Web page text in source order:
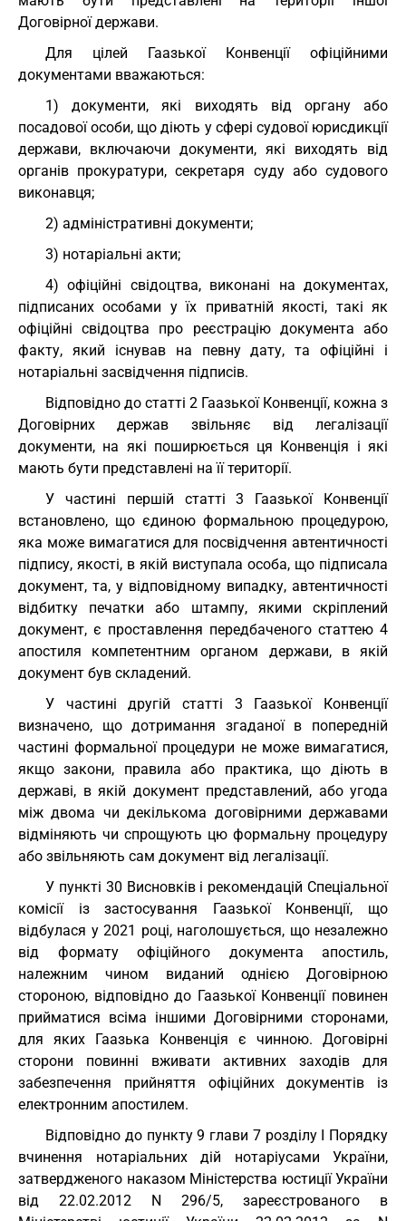
Договірної держави.
Для цілей Гаазької Конвенції офіційними
документами вважаються:
1) документи, які виходять від органу або
посадової особи, що діють у сфері судової юрисдикції
держави, включаючи документи, які виходять від
органів прокуратури, секретаря суду або судового
виконавця;
2) адміністративні документи;
3) нотаріальні акти;
4) офіційні свідоцтва, виконані на документах,
підписаних особами у їх приватній якості, такі як
офіційні свідоцтва про реєстрацію документа або
факту, який існував на певну дату, та офіційні і
нотаріальні засвідчення підписів.
Відповідно до статті 2 Гаазької Конвенції, кожна з
Договірних держав звільняє від легалізації
документи, на які поширюється ця Конвенція і які
мають бути представлені на її території.
У частині першій статті 3 Гаазької Конвенції
встановлено, що єдиною формальною процедурою,
яка може вимагатися для посвідчення автентичності
підпису, якості, в якій виступала особа, що підписала
документ, та, у відповідному випадку, автентичності
відбитку печатки або штампу, якими скріплений
документ, є проставлення передбаченого статтею 4
апостиля компетентним органом держави, в якій
документ був складений.
У частині другій статті 3 Гаазької Конвенції
визначено, що дотримання згаданої в попередній
частині формальної процедури не може вимагатися,
якщо закони, правила або практика, що діють в
державі, в якій документ представлений, або угода
між двома чи декількома договірними державами
відміняють чи спрощують цю формальну процедуру
або звільняють сам документ від легалізації.
У пункті 30 Висновків і рекомендацій Спеціальної
комісії із застосування Гаазької Конвенції, що
відбулася у 2021 році, наголошується, що незалежно
від формату офіційного документа апостиль,
належним чином виданий однією Договірною
стороною, відповідно до Гаазької Конвенції повинен
прийматися всіма іншими Договірними сторонами,
для яких Гаазька Конвенція є чинною. Договірні
сторони повинні вживати активних заходів для
забезпечення прийняття офіційних документів із
електронним апостилем.
Відповідно до пункту 9 глави 7 розділу I Порядку
вчинення нотаріальних дій нотаріусами України,
затвердженого наказом Міністерства юстиції України
від 22.02.2012 N 296/5, зареєстрованого в